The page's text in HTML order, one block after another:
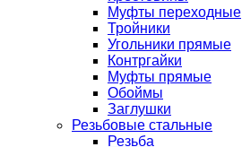
Муфты переходные
Тройники
Угольники прямые
Контргайки
Муфты прямые
Обоймы
Заглушки
Резьбовые стальные
Резьба